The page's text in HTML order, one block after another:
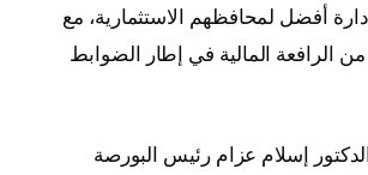
أفضل لمحافظهم الاستثمارية، مع
من الرافعة المالية في إطار الضوابط
إسلام عزام رئيس البورصة